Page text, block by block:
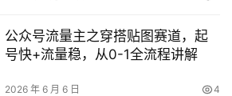
公众号流量主之穿搭贴图赛道，起
号快+流量稳，从0-1全流程讲解
2026 年 6 月 6 日 4